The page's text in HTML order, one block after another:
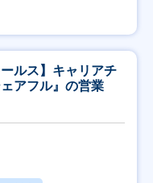
ルス】キャリアチ
アフル』の営業